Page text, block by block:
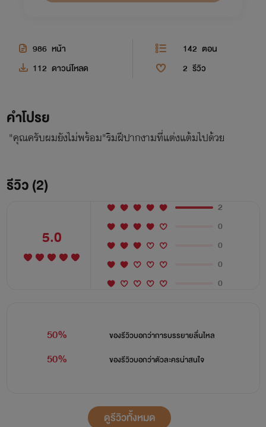
986 หน้า 142 ตอน
112 ดาวน์โหลด 2 รีวิว
คำโปรย
"คุณครับผมยังไม่พร้อม"ริมฝีปากงามที่แต่งแต้มไปด้วย
รีวิว (2)
5.0
2
0
0
0
0
50% ของรีวิวบอกว่าการบรรยายลื่นไหล
50% ของรีวิวบอกว่าตัวละครน่าสนใจ
ดูรีวิวทั้งหมด